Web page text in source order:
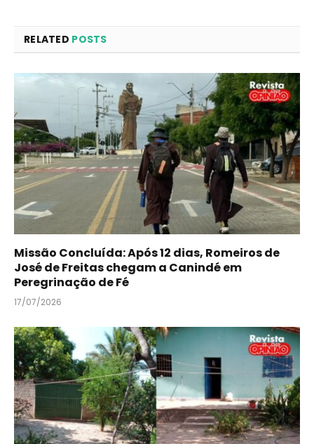
RELATED POSTS
Missão Concluída: Após 12 dias, Romeiros de
José de Freitas chegam a Canindé em
Peregrinação de Fé
17/07/2026